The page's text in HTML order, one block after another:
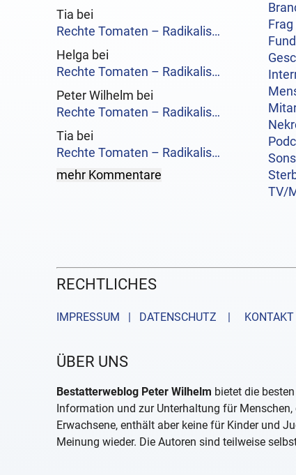
Tia bei
Rechte Tomaten – Radikalis…
Helga bei
Rechte Tomaten – Radikalis…
Peter Wilhelm bei
Rechte Tomaten – Radikalis…
Tia bei
Rechte Tomaten – Radikalis…
mehr Kommentare
TV/
RECHTLICHES
IMPRESSUM | DATENSCHUTZ | KONTAKT
ÜBER UNS
Bestatterweblog Peter Wilhelm bietet die
Information und zur Unterhaltung für
Erwachsene, enthält aber keine für Kinder und
Meinung wieder. Die Autoren sind teilweise